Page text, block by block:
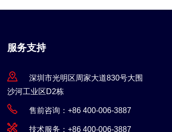
服务支持
深圳市光明区周家大道830号大围
沙河工业区D2栋
售前咨询：+86 400-006-3887
技术服务：+86 400-006-3887